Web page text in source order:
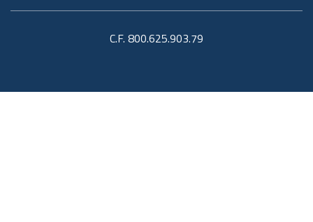
C.F. 800.625.903.79